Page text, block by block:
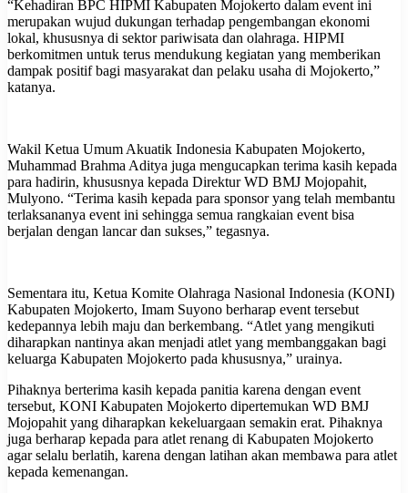
“Kehadiran BPC HIPMI Kabupaten Mojokerto dalam event ini
merupakan wujud dukungan terhadap pengembangan ekonomi
lokal, khususnya di sektor pariwisata dan olahraga. HIPMI
berkomitmen untuk terus mendukung kegiatan yang memberikan
dampak positif bagi masyarakat dan pelaku usaha di Mojokerto,”
katanya.
Wakil Ketua Umum Akuatik Indonesia Kabupaten Mojokerto,
Muhammad Brahma Aditya juga mengucapkan terima kasih kepada
para hadirin, khususnya kepada Direktur WD BMJ Mojopahit,
Mulyono. “Terima kasih kepada para sponsor yang telah membantu
terlaksananya event ini sehingga semua rangkaian event bisa
berjalan dengan lancar dan sukses,” tegasnya.
Sementara itu, Ketua Komite Olahraga Nasional Indonesia (KONI)
Kabupaten Mojokerto, Imam Suyono berharap event tersebut
kedepannya lebih maju dan berkembang. “Atlet yang mengikuti
diharapkan nantinya akan menjadi atlet yang membanggakan bagi
keluarga Kabupaten Mojokerto pada khususnya,” urainya.
Pihaknya berterima kasih kepada panitia karena dengan event
tersebut, KONI Kabupaten Mojokerto dipertemukan WD BMJ
Mojopahit yang diharapkan kekeluargaan semakin erat. Pihaknya
juga berharap kepada para atlet renang di Kabupaten Mojokerto
agar selalu berlatih, karena dengan latihan akan membawa para atlet
kepada kemenangan.